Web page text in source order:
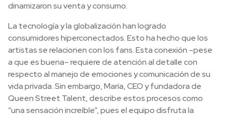
dinamizaron su venta y consumo.
La tecnología y la globalización han logrado
consumidores hiperconectados. Esto ha hecho que los
artistas se relacionen con los fans. Esta conexión –pese
a que es buena– requiere de atención al detalle con
respecto al manejo de emociones y comunicación de su
vida privada. Sin embargo, María, CEO y fundadora de
Queen Street Talent, describe estos procesos como
“una sensación increíble”, pues el equipo disfruta la